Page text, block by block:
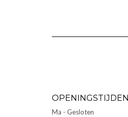
OPENINGSTIJDEN
Ma - Gesloten